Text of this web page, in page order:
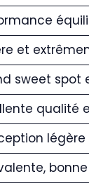
et
sweet spot
qualité